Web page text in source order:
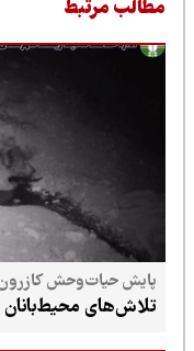
مرتبط
پایش حیات‌وحش کازرون با
تلاش‌های محیط‌بانان